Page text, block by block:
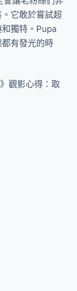
它敢於嘗試超
獨特。Pupa
有發光的時